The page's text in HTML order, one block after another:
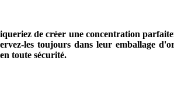
de créer une concentration
les toujours dans leur emballage
toute sécurité.